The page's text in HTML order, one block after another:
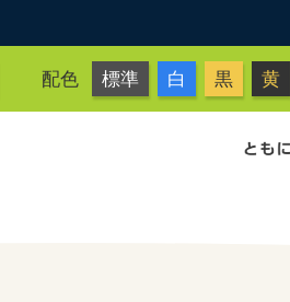
配色 標準 白 黒 黄